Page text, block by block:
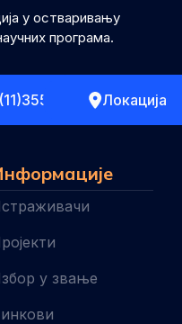
у остваривању
програма.
Локација
у звање